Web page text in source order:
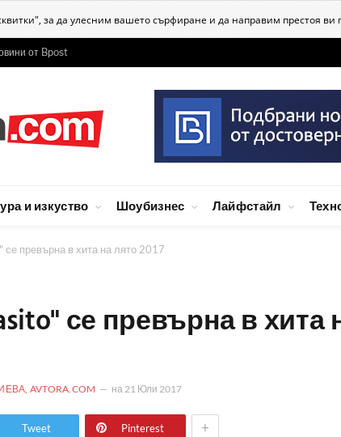
за да улесним вашето сърфиране и да направим престоя ви
от Bpost
и изкуство Шоубизнес Лайфстайл
се превърна в хита на лято 2017
се превърна в хита
AVTORA.COM на 21 Юли 2017
Tweet Pinterest +